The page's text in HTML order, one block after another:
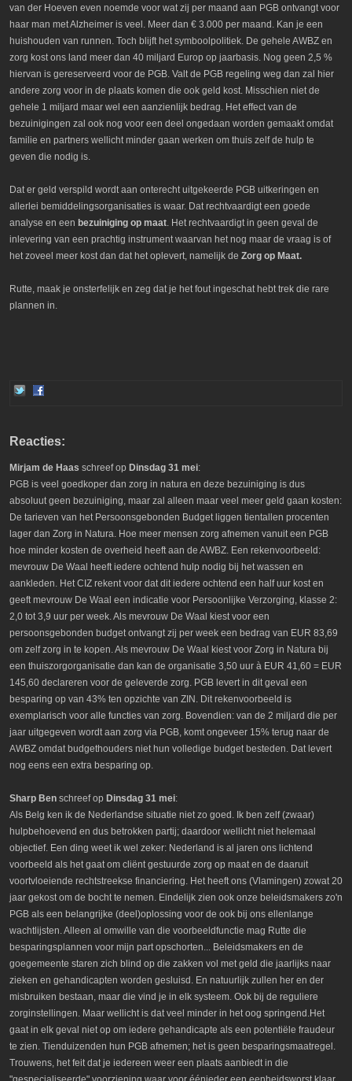
van der Hoeven even noemde voor wat zij per maand aan PGB ontvangt voor
haar man met Alzheimer is veel. Meer dan € 3.000 per maand. Kan je een
huishouden van runnen. Toch blijft het symboolpolitiek. De gehele AWBZ en
zorg kost ons land meer dan 40 miljard Europ op jaarbasis. Nog geen 2,5 %
hiervan is gereserveerd voor de PGB. Valt de PGB regeling weg dan zal hier
andere zorg voor in de plaats komen die ook geld kost. Misschien niet de
gehele 1 miljard maar wel een aanzienlijk bedrag. Het effect van de
bezuinigingen zal ook nog voor een deel ongedaan worden gemaakt omdat
familie en partners wellicht minder gaan werken om thuis zelf de hulp te
geven die nodig is.
Dat er geld verspild wordt aan onterecht uitgekeerde PGB uitkeringen en
allerlei bemiddelingsorganisaties is waar. Dat rechtvaardigt een goede
analyse en een bezuiniging op maat . Het rechtvaardigt in geen geval de
inlevering van een prachtig instrument waarvan het nog maar de vraag is of
het zoveel meer kost dan dat het oplevert, namelijk de Zorg op Maat.
Rutte, maak je onsterfelijk en zeg dat je het fout ingeschat hebt trek die rare
plannen in.
Reacties:
Mirjam de Haas schreef op Dinsdag 31 mei:
PGB is veel goedkoper dan zorg in natura en deze bezuiniging is dus
absoluut geen bezuiniging, maar zal alleen maar veel meer geld gaan kosten:
De tarieven van het Persoonsgebonden Budget liggen tientallen procenten
lager dan Zorg in Natura. Hoe meer mensen zorg afnemen vanuit een PGB
hoe minder kosten de overheid heeft aan de AWBZ. Een rekenvoorbeeld:
mevrouw De Waal heeft iedere ochtend hulp nodig bij het wassen en
aankleden. Het CIZ rekent voor dat dit iedere ochtend een half uur kost en
geeft mevrouw De Waal een indicatie voor Persoonlijke Verzorging, klasse 2:
2,0 tot 3,9 uur per week. Als mevrouw De Waal kiest voor een
persoonsgebonden budget ontvangt zij per week een bedrag van EUR 83,69
om zelf zorg in te kopen. Als mevrouw De Waal kiest voor Zorg in Natura bij
een thuiszorgorganisatie dan kan de organisatie 3,50 uur à EUR 41,60 = EUR
145,60 declareren voor de geleverde zorg. PGB levert in dit geval een
besparing op van 43% ten opzichte van ZIN. Dit rekenvoorbeeld is
exemplarisch voor alle functies van zorg. Bovendien: van de 2 miljard die per
jaar uitgegeven wordt aan zorg via PGB, komt ongeveer 15% terug naar de
AWBZ omdat budgethouders niet hun volledige budget besteden. Dat levert
nog eens een extra besparing op.
Sharp Ben schreef op Dinsdag 31 mei:
Als Belg ken ik de Nederlandse situatie niet zo goed. Ik ben zelf (zwaar)
hulpbehoevend en dus betrokken partij; daardoor wellicht niet helemaal
objectief. Een ding weet ik wel zeker: Nederland is al jaren ons lichtend
voorbeeld als het gaat om cliënt gestuurde zorg op maat en de daaruit
voortvloeiende rechtstreekse financiering. Het heeft ons (Vlamingen) zowat 20
jaar gekost om de bocht te nemen. Eindelijk zien ook onze beleidsmakers zo'n
PGB als een belangrijke (deel)oplossing voor de ook bij ons ellenlange
wachtlijsten. Alleen al omwille van die voorbeeldfunctie mag Rutte die
besparingsplannen voor mijn part opschorten... Beleidsmakers en de
goegemeente staren zich blind op die zakken vol met geld die jaarlijks naar
zieken en gehandicapten worden gesluisd. En natuurlijk zullen her en der
misbruiken bestaan, maar die vind je in elk systeem. Ook bij de reguliere
zorginstellingen. Maar wellicht is dat veel minder in het oog springend.Het
gaat in elk geval niet op om iedere gehandicapte als een potentiële fraudeur
te zien. Tienduizenden hun PGB afnemen; het is geen besparingsmaatregel.
Trouwens, het feit dat je iedereen weer een plaats aanbiedt in die